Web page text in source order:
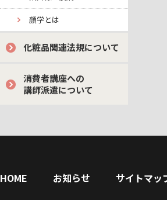
顔学とは
化粧品関連法規について
消費者講座への
講師派遣について
HOME お知らせ サイトマッ